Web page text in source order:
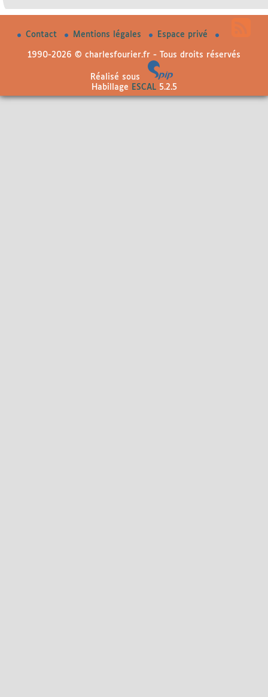
Contact Mentions légales Espace privé
1990-2026 © charlesfourier.fr - Tous droits réservés
Réalisé sous
Habillage
ESCAL5.2.5